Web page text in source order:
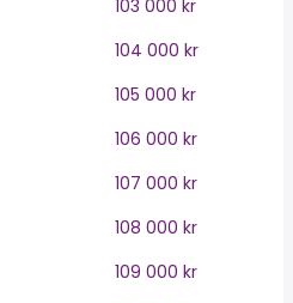
103 000 kr
104 000 kr
105 000 kr
106 000 kr
107 000 kr
108 000 kr
109 000 kr